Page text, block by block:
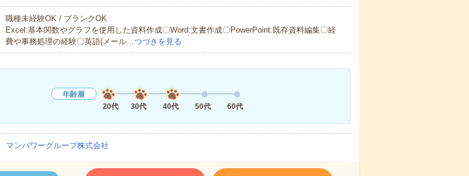
職種未経験OK / ブランクOK
Excel:基本関数やグラフを使用した資料作成〇Word:文書作成〇PowerPoint:既存資料編集〇経
費や事務処理の経験〇英語(メール…つづきを見る
年齢層
20代
30代 40代 50代 60代
マンパワーグループ株式会社